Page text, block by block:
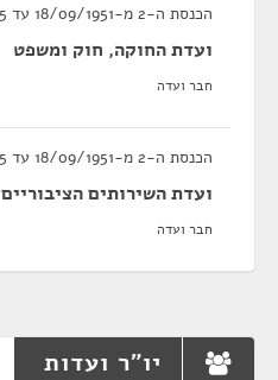
הכנסת ה-2 מ-18/09/1951 עד 15/08/1955
ועדת החוקה, חוק ומשפט
חבר ועדה
הכנסת ה-2 מ-18/09/1951 עד 15/08/1955
ועדת השירותים הציבוריים
חבר ועדה
יו"ר ועדות